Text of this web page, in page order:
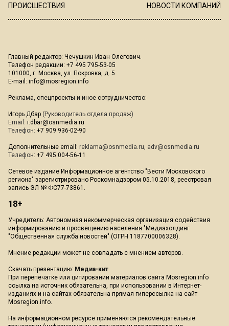
ПРОИСШЕСТВИЯ
НОВОСТИ КОМПАНИЙ
Главный редактор: Чечушкин Иван Олегович.
Телефон редакции: +7 495 795-53-05
101000, г. Москва, ул. Покровка, д. 5
E-mail: info@mosregion.info
Реклама, спецпроекты и иное сотрудничество:
Игорь Дбар (Руководитель отдела продаж)
Email: i.dbar@osnmedia.ru
Телефон: +7 909 936-02-90
Дополнительные email: reklama@osnmedia.ru, adv@osnmedia.ru
Телефон: +7 495 004-56-11
Сетевое издание Информационное агентство "Вести Московского
региона" зарегистрировано Роскомнадзором 05.10.2018, реестровая
запись ЭЛ № ФС77-73861.
18+
Учредитель: Автономная некоммерческая организация содействия
информированию и просвещению населения "Медиахолдинг
"Общественная служба новостей" (ОГРН 1187700006328).
Мнение редакции может не совпадать с мнением авторов.
Скачать презентацию: Медиа-кит
При перепечатке или цитировании материалов сайта Mosregion.info
ссылка на источник обязательна, при использовании в Интернет-
изданиях и на сайтах обязательна прямая гиперссылка на сайт
Mosregion.info.
На информационном ресурсе применяются рекомендательные